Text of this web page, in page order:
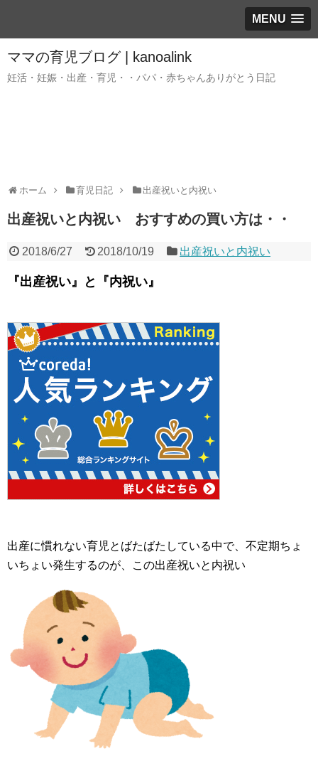
MENU
ママの育児ブログ | kanoalink
妊活・妊娠・出産・育児・・パパ・赤ちゃんありがとう日記
ホーム 育児日記 出産祝いと内祝い
出産祝いと内祝い おすすめの買い方は・・
2018/6/27 2018/10/19 出産祝いと内祝い
『出産祝い』と『内祝い』
出産に慣れない育児とばたばたしている中で、不定期ちょ
いちょい発生するのが、この出産祝いと内祝い